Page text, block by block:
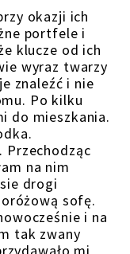
okazji ich
portfele i
klucze od ich
wyraz twarzy
znaleźć i nie
Po kilku
do mieszkania.
Przechodząc
na nim
drogi
sofę.
i na
tak zwany